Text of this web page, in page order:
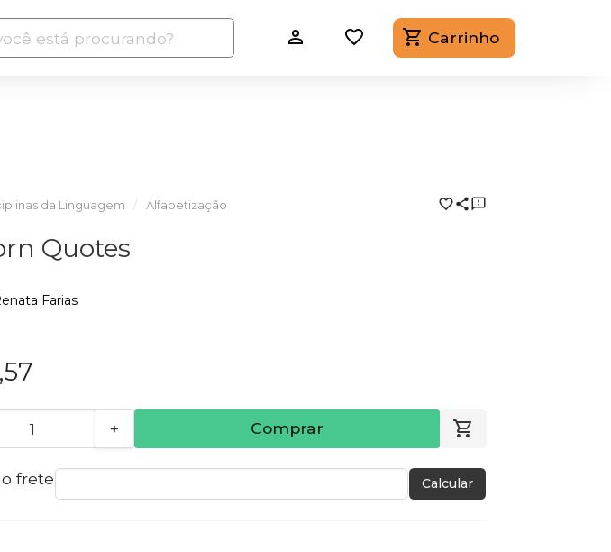
Carrinho
da Linguagem Alfabetização
Quotes
Farias
+ Comprar
frete Calcular